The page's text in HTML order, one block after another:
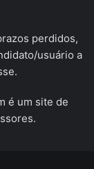
perdidos,
usuário a
é um site de